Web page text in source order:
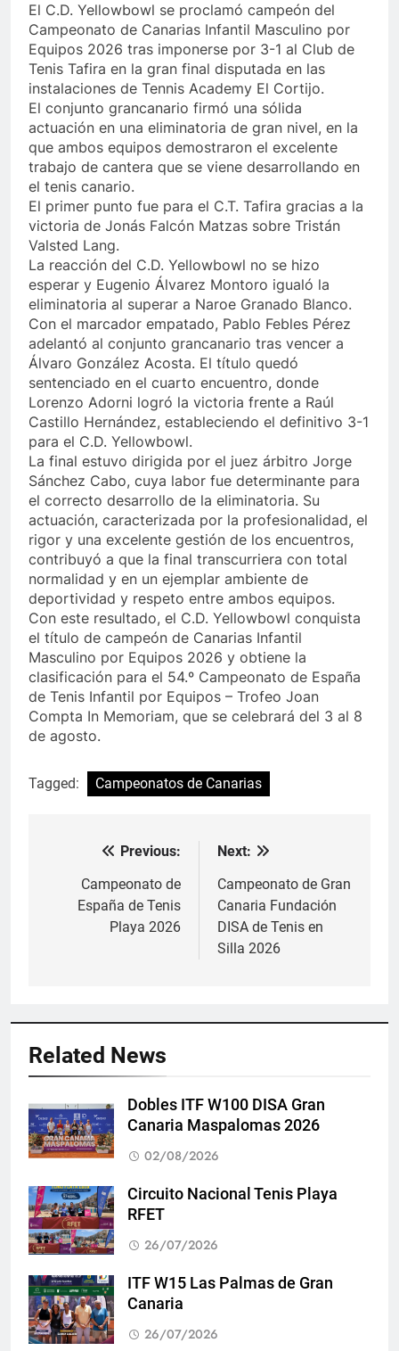
El C.D. Yellowbowl se proclamó campeón del
Campeonato de Canarias Infantil Masculino por
Equipos 2026 tras imponerse por 3-1 al Club de
Tenis Tafira en la gran final disputada en las
instalaciones de Tennis Academy El Cortijo.
El conjunto grancanario firmó una sólida
actuación en una eliminatoria de gran nivel, en la
que ambos equipos demostraron el excelente
trabajo de cantera que se viene desarrollando en
el tenis canario.
El primer punto fue para el C.T. Tafira gracias a la
victoria de Jonás Falcón Matzas sobre Tristán
Valsted Lang.
La reacción del C.D. Yellowbowl no se hizo
esperar y Eugenio Álvarez Montoro igualó la
eliminatoria al superar a Naroe Granado Blanco.
Con el marcador empatado, Pablo Febles Pérez
adelantó al conjunto grancanario tras vencer a
Álvaro González Acosta. El título quedó
sentenciado en el cuarto encuentro, donde
Lorenzo Adorni logró la victoria frente a Raúl
Castillo Hernández, estableciendo el definitivo 3-1
para el C.D. Yellowbowl.
La final estuvo dirigida por el juez árbitro Jorge
Sánchez Cabo, cuya labor fue determinante para
el correcto desarrollo de la eliminatoria. Su
actuación, caracterizada por la profesionalidad, el
rigor y una excelente gestión de los encuentros,
contribuyó a que la final transcurriera con total
normalidad y en un ejemplar ambiente de
deportividad y respeto entre ambos equipos.
Con este resultado, el C.D. Yellowbowl conquista
el título de campeón de Canarias Infantil
Masculino por Equipos 2026 y obtiene la
clasificación para el 54.º Campeonato de España
de Tenis Infantil por Equipos – Trofeo Joan
Compta In Memoriam, que se celebrará del 3 al 8
de agosto.
Tagged: Campeonatos de Canarias
Navegación
entradas
Previous:
Campeonato de
España de Tenis
Playa 2026
Next:
Campeonato de Gran
Canaria Fundación
DISA de Tenis en
Silla 2026
Related News
Dobles ITF W100 DISA Gran
Canaria Maspalomas 2026
02/08/2026
Circuito Nacional Tenis Playa
RFET
26/07/2026
ITF W15 Las Palmas de Gran
Canaria
26/07/2026